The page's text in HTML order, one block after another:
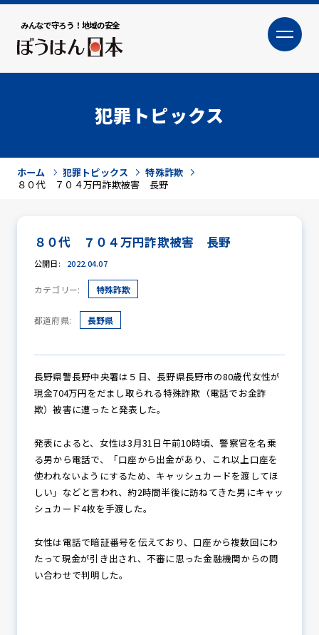
みんなで守ろう！地域の安全
大
防犯活動ニュース
防犯パトロール
防犯セミナー
防犯対策情報
防犯協力会について
犯罪トピックス
ホーム 犯罪トピックス
特殊詐欺
８０代 ７０４万円詐欺被害 長野
８０代 ７０４万円詐欺被害 長野
公開日: 2022.04.07
カテゴリー: 特殊詐欺
都道府県: 長野県
長野県警長野中央署は５日、長野県長野市の80歳代女性が
現金704万円をだまし取られる特殊詐欺（電話でお金詐
欺）被害に遭ったと発表した。
発表によると、女性は3月31日午前10時頃、警察官を名乗
る男から電話で、「口座から出金があり、これ以上口座を
使われないようにするため、キャッシュカードを渡してほ
しい」などと言われ、約2時間半後に訪ねてきた男にキャッ
シュカード4枚を手渡した。
女性は電話で暗証番号を伝えており、口座から複数回にわ
たって現金が引き出され、不審に思った金融機関からの問
い合わせで判明した。